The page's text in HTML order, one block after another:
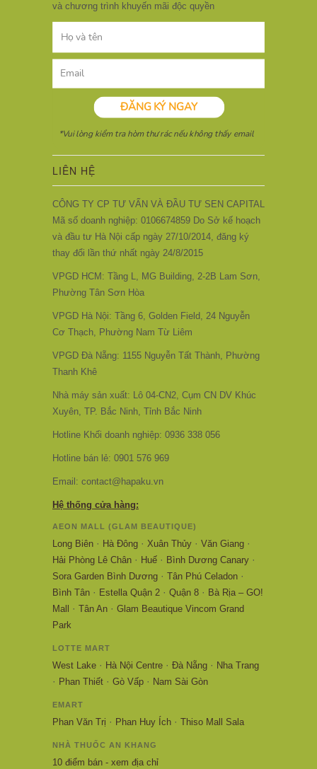
và chương trình khuyến mãi độc quyền
LIÊN HỆ
CÔNG TY CP TƯ VẤN VÀ ĐẦU TƯ SEN CAPITAL
Mã số doanh nghiệp: 0106674859 Do Sở kế hoạch
và đầu tư Hà Nội cấp ngày 27/10/2014, đăng ký
thay đổi lần thứ nhất ngày 24/8/2015
VPGD HCM: Tầng L, MG Building, 2-2B Lam Sơn,
Phường Tân Sơn Hòa
VPGD Hà Nội: Tầng 6, Golden Field, 24 Nguyễn
Cơ Thạch, Phường Nam Từ Liêm
VPGD Đà Nẵng: 1155 Nguyễn Tất Thành, Phường
Thanh Khê
Nhà máy sản xuất: Lô 04-CN2, Cụm CN DV Khúc
Xuyên, TP. Bắc Ninh, Tỉnh Bắc Ninh
Hotline Khối doanh nghiệp: 0936 338 056
Hotline bán lẻ: 0901 576 969
Email: contact@hapaku.vn
Hệ thống cửa hàng:
AEON MALL (GLAM BEAUTIQUE)
Long Biên · Hà Đông · Xuân Thủy · Văn Giang ·
Hải Phòng Lê Chân · Huế · Bình Dương Canary ·
Sora Garden Bình Dương · Tân Phú Celadon ·
Bình Tân · Estella Quận 2 · Quận 8 · Bà Rịa – GO!
Mall
· Tân An · Glam Beautique Vincom Grand
Park
LOTTE MART
West Lake · Hà Nội Centre · Đà Nẵng · Nha Trang
· Phan Thiết · Gò Vấp · Nam Sài Gòn
EMART
Phan Văn Trị · Phan Huy Ích · Thiso Mall Sala
NHÀ THUỐC AN KHANG
10 điểm bán - xem địa chỉ